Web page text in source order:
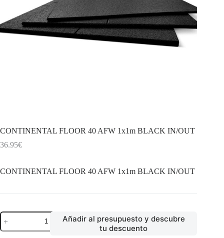
CONTINENTAL FLOOR 40 AFW 1x1m BLACK IN/OUT
36.95€
CONTINENTAL FLOOR 40 AFW 1x1m BLACK IN/OUT
CONTINENTAL
FLOOR
40
Añadir al presupuesto y descubre
tu descuento